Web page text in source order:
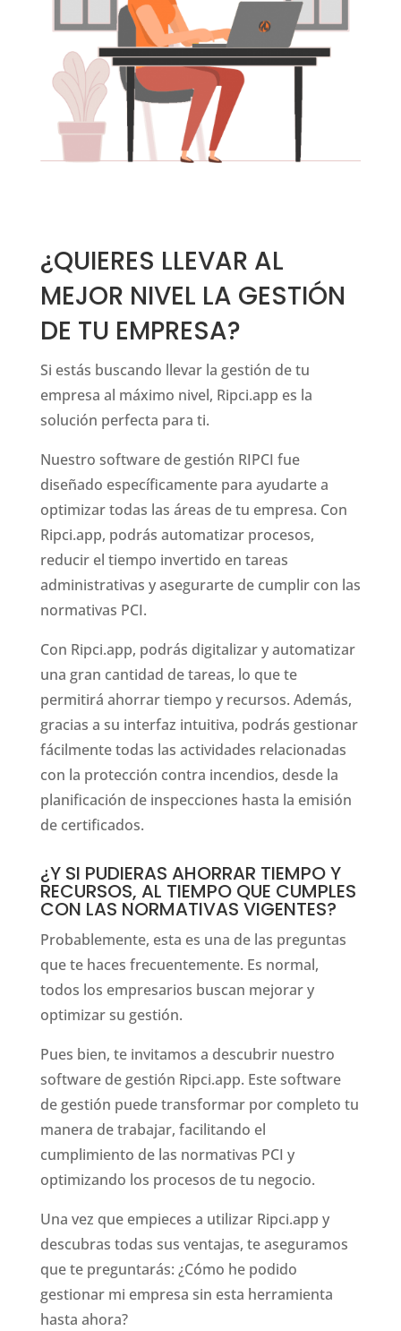
¿QUIERES LLEVAR AL
MEJOR NIVEL LA GESTIÓN
DE TU EMPRESA?
Si estás buscando llevar la gestión de tu
empresa al máximo nivel, Ripci.app es la
solución perfecta para ti.
Nuestro software de gestión RIPCI fue
diseñado específicamente para ayudarte a
optimizar todas las áreas de tu empresa. Con
Ripci.app, podrás automatizar procesos,
reducir el tiempo invertido en tareas
administrativas y asegurarte de cumplir con las
normativas PCI.
Con Ripci.app, podrás digitalizar y automatizar
una gran cantidad de tareas, lo que te
permitirá ahorrar tiempo y recursos. Además,
gracias a su interfaz intuitiva, podrás gestionar
fácilmente todas las actividades relacionadas
con la protección contra incendios, desde la
planificación de inspecciones hasta la emisión
de certificados.
¿Y SI PUDIERAS AHORRAR TIEMPO Y
RECURSOS, AL TIEMPO QUE CUMPLES
CON LAS NORMATIVAS VIGENTES?
Probablemente, esta es una de las preguntas
que te haces frecuentemente. Es normal,
todos los empresarios buscan mejorar y
optimizar su gestión.
Pues bien, te invitamos a descubrir nuestro
software de gestión Ripci.app. Este software
de gestión puede transformar por completo tu
manera de trabajar, facilitando el
cumplimiento de las normativas PCI y
optimizando los procesos de tu negocio.
Una vez que empieces a utilizar Ripci.app y
descubras todas sus ventajas, te aseguramos
que te preguntarás: ¿Cómo he podido
gestionar mi empresa sin esta herramienta
hasta ahora?